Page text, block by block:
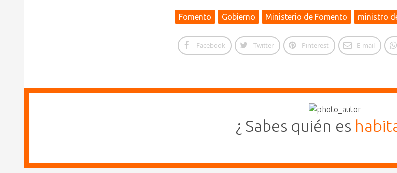
Fomento Gobierno Ministerio de Fomento ministro
Facebook Twitter Pinterest E-mail
¿ Sabes quién es